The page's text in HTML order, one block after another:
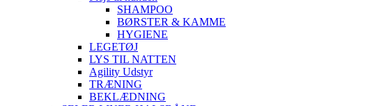
SHAMPOO
BØRSTER & KAMME
HYGIENE
LEGETØJ
LYS TIL NATTEN
Agility Udstyr
TRÆNING
BEKLÆDNING